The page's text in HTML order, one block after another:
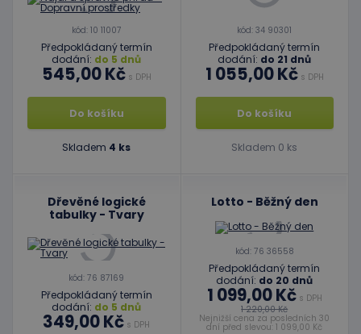
kód: 10 11007
Předpokládaný termín
dodání: do 5 dnů
545,00 Kčs DPH
Do košíku
Skladem 4 ks
kód: 34 90301
Předpokládaný termín
dodání: do 21 dnů
1 055,00 Kčs DPH
Do košíku
Skladem 0 ks
Dřevěné logické
tabulky - Tvary
kód: 76 87169
Předpokládaný termín
dodání: do 5 dnů
349,00 Kč s DPH
Lotto - Běžný den
kód: 76 36558
Předpokládaný termín
dodání: do 20 dnů
1 099,00 Kčs DPH
1 220,00 Kč
Nejnižší cena za posledních 30
dní před slevou: 1 099,00 Kč